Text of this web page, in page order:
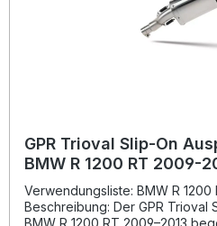
GPR Trioval Slip-On
BMW R 1200 RT 2009-
Verwendungsliste: BMW R 1200
Beschreibung: Der GPR Trioval
BMW R 1200 RT 2009–2013